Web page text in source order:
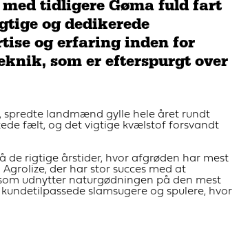
tidligere Gøma fuld fart
og dedikerede
og erfaring inden for
som er efterspurgt over
spredte landmænd gylle hele året rundt
fælt, og det vigtige kvælstof forsvandt
de rigtige årstider, hvor afgrøden har mest
der har stor succes med at
udnytter naturgødningen på den mest
slamsugere og spulere, hvor